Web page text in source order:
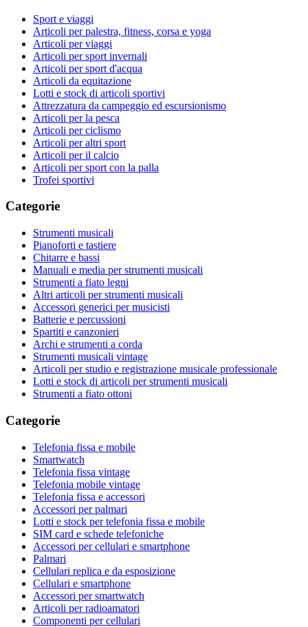
Sport e viaggi
Articoli per palestra, fitness, corsa e yoga
Articoli per viaggi
Articoli per sport invernali
Articoli per sport d'acqua
Articoli da equitazione
Lotti e stock di articoli sportivi
Attrezzatura da campeggio ed escursionismo
Articoli per la pesca
Articoli per ciclismo
Articoli per altri sport
Articoli per il calcio
Articoli per sport con la palla
Trofei sportivi
Categorie
Strumenti musicali
Pianoforti e tastiere
Chitarre e bassi
Manuali e media per strumenti musicali
Strumenti a fiato legni
Altri articoli per strumenti musicali
Accessori generici per musicisti
Batterie e percussioni
Spartiti e canzonieri
Archi e strumenti a corda
Strumenti musicali vintage
Articoli per studio e registrazione musicale professionale
Lotti e stock di articoli per strumenti musicali
Strumenti a fiato ottoni
Categorie
Telefonia fissa e mobile
Smartwatch
Telefonia fissa vintage
Telefonia mobile vintage
Telefonia fissa e accessori
Accessori per palmari
Lotti e stock per telefonia fissa e mobile
SIM card e schede telefoniche
Accessori per cellulari e smartphone
Palmari
Cellulari replica e da esposizione
Cellulari e smartphone
Accessori per smartwatch
Articoli per radioamatori
Componenti per cellulari